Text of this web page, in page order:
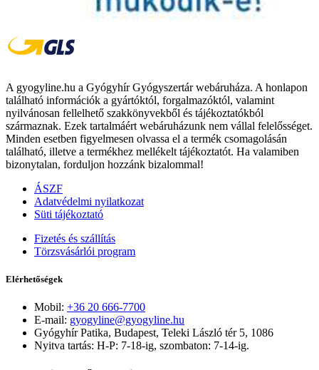
A gyogyline.hu a Gyógyhír Gyógyszertár webáruháza. A honlapon
található információk a gyártóktól, forgalmazóktól, valamint
nyilvánosan fellelhető szakkönyvekből és tájékoztatókból
származnak. Ezek tartalmáért webáruházunk nem vállal felelősséget.
Minden esetben figyelmesen olvassa el a termék csomagolásán
található, illetve a termékhez mellékelt tájékoztatót. Ha valamiben
bizonytalan, forduljon hozzánk bizalommal!
ÁSZF
Adatvédelmi nyilatkozat
Süti tájékoztató
Fizetés és szállítás
Törzsvásárlói program
Elérhetőségek
Mobil: +36 20 666-7700
E-mail: gyogyline@gyogyline.hu
Gyógyhír Patika, Budapest, Teleki László tér 5, 1086
Nyitva tartás: H-P: 7-18-ig, szombaton: 7-14-ig.